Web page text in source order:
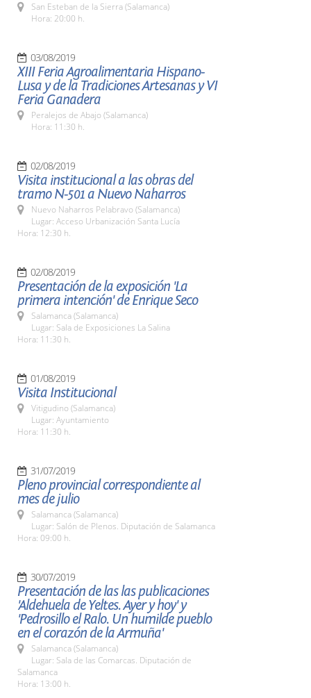
San Esteban de la Sierra (Salamanca)
Hora: 20:00 h.
03/08/2019
XIII Feria Agroalimentaria Hispano-
Lusa y de la Tradiciones Artesanas y VI
Feria Ganadera
Peralejos de Abajo (Salamanca)
Hora: 11:30 h.
02/08/2019
Visita institucional a las obras del
tramo N-501 a Nuevo Naharros
Nuevo Naharros Pelabravo (Salamanca)
Lugar: Acceso Urbanización Santa Lucía
Hora: 12:30 h.
02/08/2019
Presentación de la exposición 'La
primera intención' de Enrique Seco
Salamanca (Salamanca)
Lugar: Sala de Exposiciones La Salina
Hora: 11:30 h.
01/08/2019
Visita Institucional
Vitigudino (Salamanca)
Lugar: Ayuntamiento
Hora: 11:30 h.
31/07/2019
Pleno provincial correspondiente al
mes de julio
Salamanca (Salamanca)
Lugar: Salón de Plenos. Diputación de Salamanca
Hora: 09:00 h.
30/07/2019
Presentación de las las publicaciones
'Aldehuela de Yeltes. Ayer y hoy' y
'Pedrosillo el Ralo. Un humilde pueblo
en el corazón de la Armuña'
Salamanca (Salamanca)
Lugar: Sala de las Comarcas. Diputación de
Salamanca
Hora: 13:00 h.